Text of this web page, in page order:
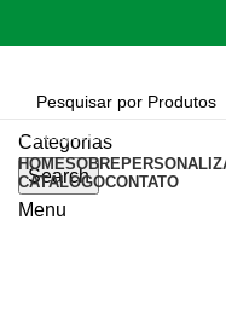
Categorias
Search
Menu
Categorias
HOMESOBRE
CATÁLOGOCONTATO